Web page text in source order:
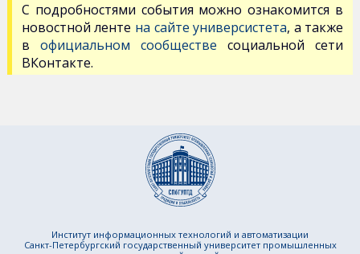
С подробностями события можно ознакомится в
новостной ленте на сайте универсистета, а также
в официальном сообществе социальной сети
ВКонтакте.
Институт информационных технологий и автоматизации
Санкт-Петербургский государственный университет промышленных